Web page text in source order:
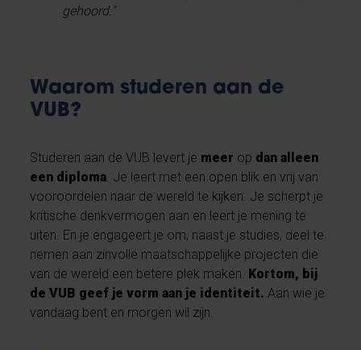
gehoord."
Waarom studeren aan de
VUB?
Studeren aan de VUB levert je meer op dan alleen
een diploma. Je leert met een open blik en vrij van
vooroordelen naar de wereld te kijken. Je scherpt je
kritische denkvermogen aan en leert je mening te
uiten. En je engageert je om, naast je studies, deel te
nemen aan zinvolle maatschappelijke projecten die
van de wereld een betere plek maken. Kortom, bij
de VUB geef je vorm aan je identiteit. Aan wie je
vandaag bent en morgen wil zijn.